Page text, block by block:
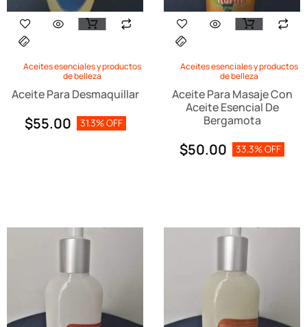
Aceites esenciales y productos
de belleza
Aceite Para Desmaquillar
$55.00 31.3% OFF
Aceites esenciales y productos
de belleza
Aceite Para Masaje Con
Aceite Esencial De
Bergamota
$50.00 33.3% OFF